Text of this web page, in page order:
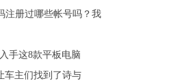
注册过哪些帐号吗？我
手这8款平板电脑
车主们找到了诗与